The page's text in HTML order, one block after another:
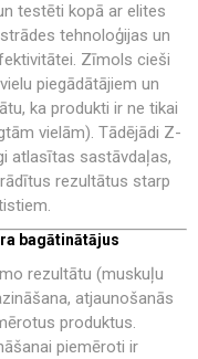
testēti kopā ar elites
tehnoloģijas un
Zīmols cieši
piegādātājiem un
ka produkti ir ne tikai
vielām). Tādējādi Z-
atlasītas sastāvdaļas,
rezultātus starp
bagātinātājus
rezultātu (muskuļu
atjaunošanās
produktus.
piemēroti ir